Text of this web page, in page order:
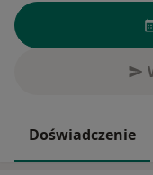
Doświadczenie